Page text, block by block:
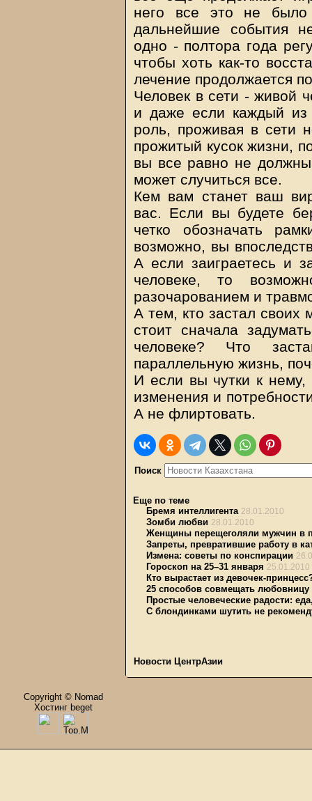
него все это не
дальнейшие события
одно - полтора года
чтобы хоть как-то
лечение продолжается
Человек в сети - живой
и даже если каждый из
роль, проживая в сети
прожитый кусок жизни,
вы все равно не
может случиться все.
Кем вам станет ваш
вас. Если вы будете
четко обозначать
возможно, вы
А если заиграетесь и
человеке, то
разочарованием и
А тем, кто застал
стоит сначала
человеке? Что
параллельную жизнь,
И если вы чутки к нему,
изменения и
А не флиртовать.
Поиск
Еще по теме
Бремя интеллигента 28.01.2010
Зомби любви 28.01.2010
Женщины перещеголяли мужчин в
Запреты, превратившие работу в
Измена: советы по конспирации
Гороскоп на 25–31 января 25.01.2010
Кто вырастает из девочек-
25 способов совмещать любовницу
Простые человеческие радости:
С блондинками шутить не
Новости ЦентрАзии
Copyright © Nomad
Хостинг beget